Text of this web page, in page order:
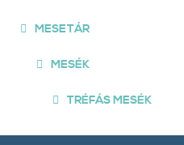
MESETÁR
MESÉK
TRÉFÁS MESÉK